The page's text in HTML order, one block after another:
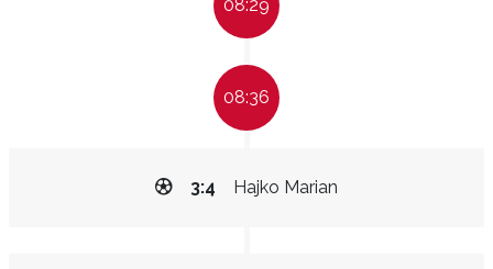
08:29
08:36
Hajko Marian
3:4